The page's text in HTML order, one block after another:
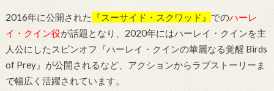
2016年に公開された 『スーサイド・スクワッド』 でのハーレ
イ・クイン役が話題となり、2020年にはハーレイ・クインを主
人公にしたスピンオフ『ハーレイ・クインの華麗なる覚醒 Birds
of Prey』が公開されるなど、アクションからラブストーリーま
で幅広く活躍されています。